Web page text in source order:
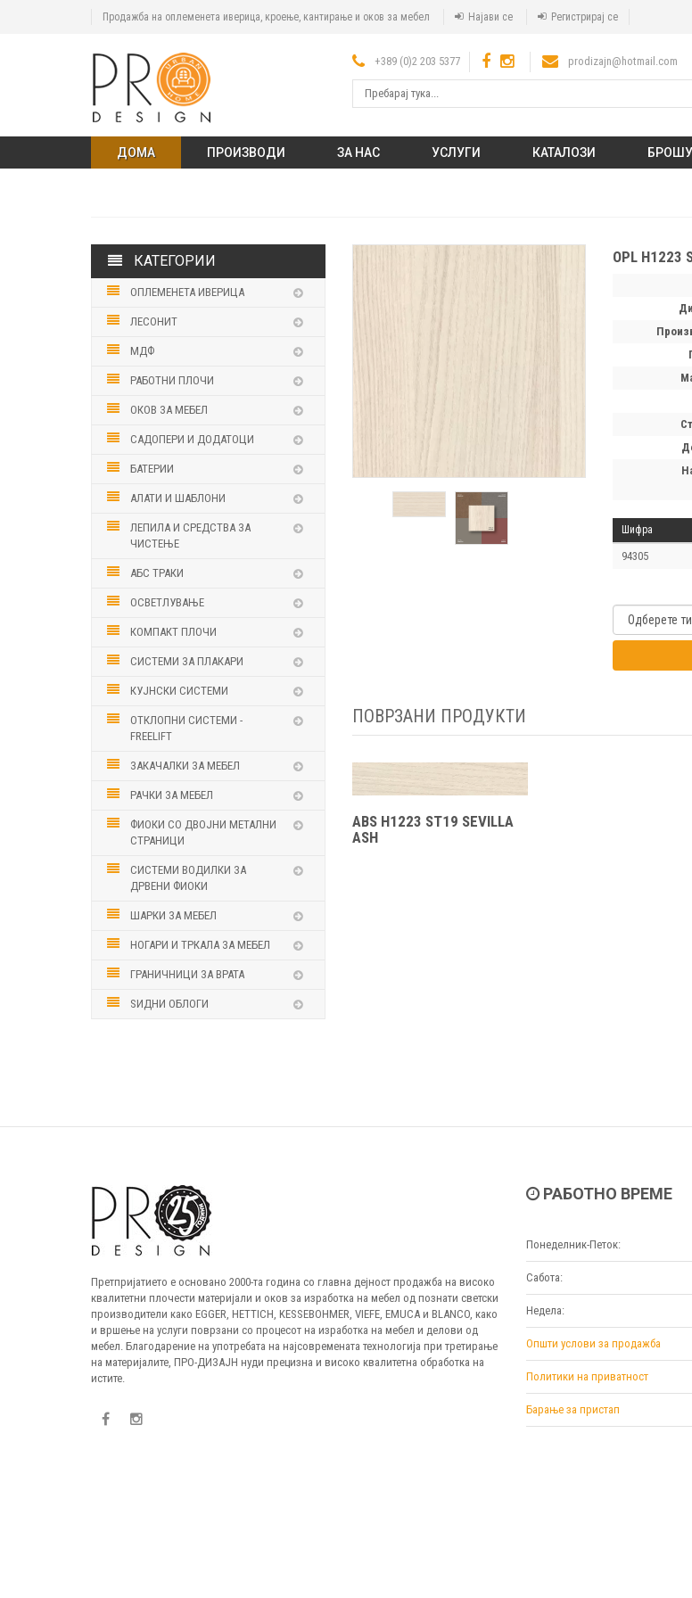
Продажба на оплеменета иверица, кроење, кантирање и оков за мебел Најави се Регистрирај се
+389 (0)2 203 5377 prodizajn@hotmail.com
ДОМА ПРОИЗВОДИ ЗА НАС УСЛУГИ КАТАЛОЗИ
КАТЕГОРИИ
ОПЛЕМЕНЕТА ИВЕРИЦА
ЛЕСОНИТ
МДФ
РАБОТНИ ПЛОЧИ
ОКОВ ЗА МЕБЕЛ
САДОПЕРИ И ДОДАТОЦИ
БАТЕРИИ
АЛАТИ И ШАБЛОНИ
ЛЕПИЛА И СРЕДСТВА ЗА
ЧИСТЕЊЕ
АБС ТРАКИ
ОСВЕТЛУВАЊЕ
КОМПАКТ ПЛОЧИ
СИСТЕМИ ЗА ПЛАКАРИ
КУЈНСКИ СИСТЕМИ
ОТКЛОПНИ СИСТЕМИ -
FREELIFT
ЗАКАЧАЛКИ ЗА МЕБЕЛ
РАЧКИ ЗА МЕБЕЛ
ФИОКИ СО ДВОЈНИ МЕТАЛНИ
СТРАНИЦИ
СИСТЕМИ ВОДИЛКИ ЗА
ДРВЕНИ ФИОКИ
ШАРКИ ЗА МЕБЕЛ
НОГАРИ И ТРКАЛА ЗА МЕБЕЛ
ГРАНИЧНИЦИ ЗА ВРАТА
ЅИДНИ ОБЛОГИ
OPL H1223
Шифра
94305
ПОВРЗАНИ ПРОДУКТИ
ABS H1223 ST19 SEVILLA
ASH
Претпријатието е основано 2000-та година со главна дејност продажба на високо
квалитетни плочести материјали и оков за изработка на мебел од познати светски
производители како EGGER, HETTICH, KESSEBOHMER, VIEFE, EMUCA и BLANCO, како
и вршење на услуги поврзани со процесот на изработка на мебел и делови од
мебел. Благодарение на употребата на најсовремената технологија при третирање
на материјалите, ПРО-ДИЗАЈН нуди прецизна и високо квалитетна обработка на
истите.
РАБОТНО ВРЕМЕ
Понеделник-Петок:
Сабота:
Недела:
Општи услови за продажба
Политики на приватност
Барање за пристап